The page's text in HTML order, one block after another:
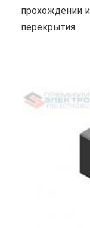
прохождении
перекрытия.